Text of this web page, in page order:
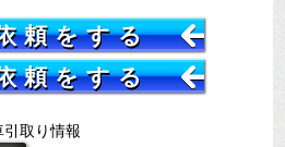
頼をする
頼をする
取り情報